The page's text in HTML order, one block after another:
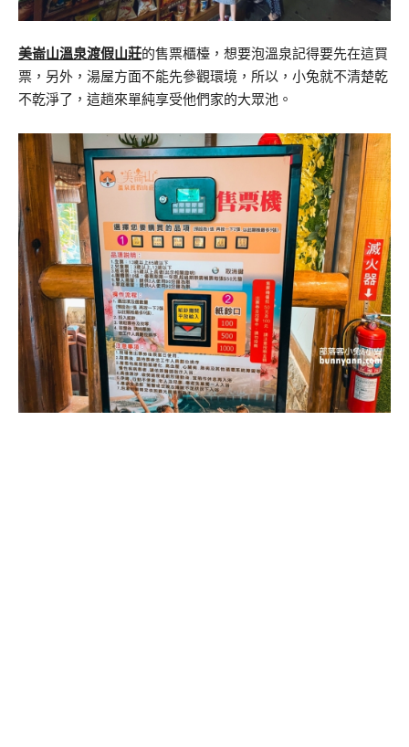
美崙山溫泉渡假山莊的售票櫃檯，想要泡溫泉記得要先在這買
票，另外，湯屋方面不能先參觀環境，所以，小兔就不清楚乾
不乾淨了，這趟來單純享受他們家的大眾池。